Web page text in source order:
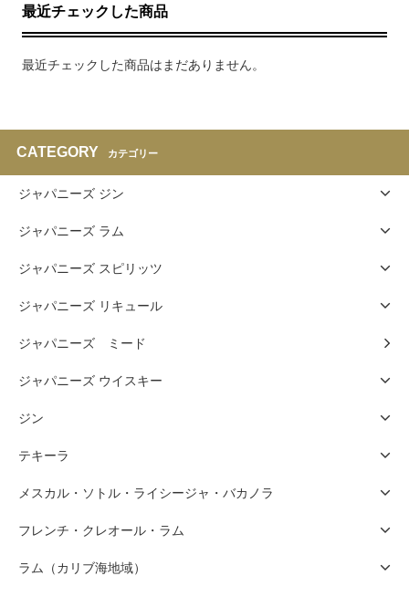
最近チェックした商品
最近チェックした商品はまだありません。
CATEGORY カテゴリー
ジャパニーズ ジン
ジャパニーズ ラム
ジャパニーズ スピリッツ
ジャパニーズ リキュール
ジャパニーズ ミード
ジャパニーズ ウイスキー
ジン
テキーラ
メスカル・ソトル・ライシージャ・バカノラ
フレンチ・クレオール・ラム
ラム（カリブ海地域）